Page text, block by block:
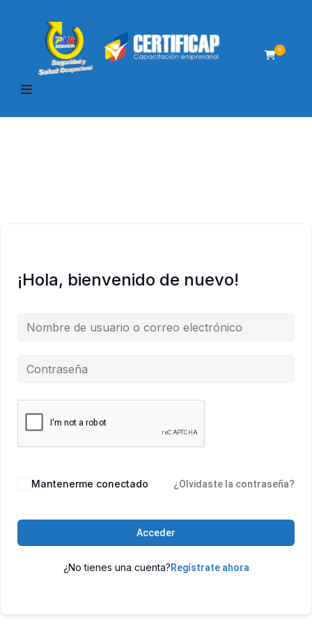
0
¡Hola, bienvenido de nuevo!
Mantenerme conectado ¿Olvidaste la contraseña?
Acceder
¿No tienes una cuenta?Regístrate ahora